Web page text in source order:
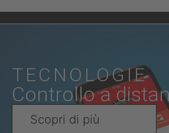
TECNOLOGIE
Controllo a
Scopri di più